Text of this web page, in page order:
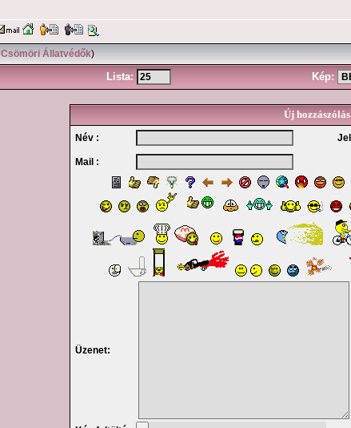
Csömöri Állatvédők)
Lista: Kép:
Új
Név :
Mail :
Üzenet: